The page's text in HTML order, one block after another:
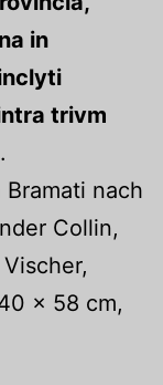
in
trivm
.
nach
Collin,
x 58 cm,